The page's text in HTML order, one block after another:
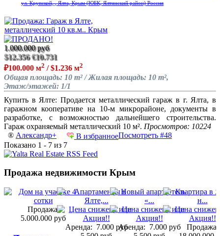
ул. Крупской, , Ялта, Крым (ЮБК, Ялтинский район) Россия
1.000.000 руб
$12.356 €10.731
₽100.000 м2 / $1.236 м2
Общая площадь: 10 m² / Жилая площадь: 10 m²,
Этаж/этажей: 1/1
Купить в Ялте: Продается металлический гараж в г. Ялта, в
гаражном кооперативе на 10-м микрорайоне, документы в
разработке, с возможностью дальнейшего строительства.
Гараж охраняемый металлический 10 м². Просмотров: 10224
® Александр+ В избранноеПосмотреть #48
Показано 1 - 7 из 7
Продажа недвижимости Крым
Продажа:
5.000.000 руб
Аренда: 7.000 рубАренда: 7.000 руб
Продажа: